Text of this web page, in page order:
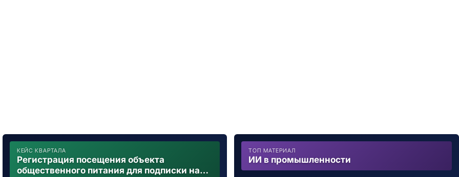
КЕЙС КВАРТАЛА
Регистрация посещения объекта
общественного питания для подписки на
ТОП МАТЕРИАЛ
ИИ в промышленности